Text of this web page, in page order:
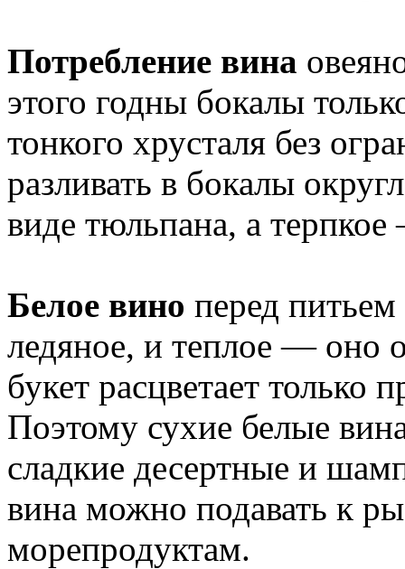
Потребление вина
этого годны бокалы
тонкого хрусталя без
разливать в бокалы
виде тюльпана, а
Белое вино перед
ледяное, и теплое — оно
букет расцветает только
Поэтому сухие белые
сладкие десертные и
вина можно подавать к
морепродуктам.